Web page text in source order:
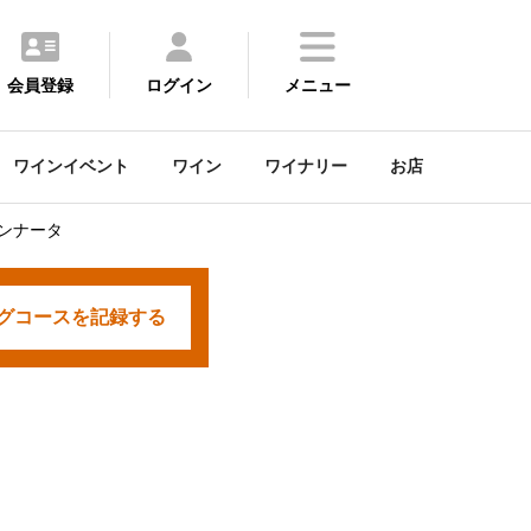
会員登録 ログイン メニュー
ワインイベント ワイン ワイナリー お店
ナータ
コースを記録する